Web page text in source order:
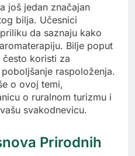
još jedan značajan
bilja. Učesnici
da saznaju kako
Bilje poput
često koristi za
raspoloženja.
o ovoj temi,
o ruralnom turizmu i
svakodnevicu.
Prirodnih